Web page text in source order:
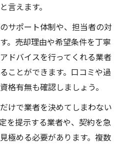
言えます。
サポート体制や、担当者の対
。売却理由や希望条件を丁寧
ドバイスを行ってくれる業者
ことができます。口コミや過
格有無も確認しましょう。
けで業者を決めてしまわない
を提示する業者や、契約を急
極める必要があります。複数